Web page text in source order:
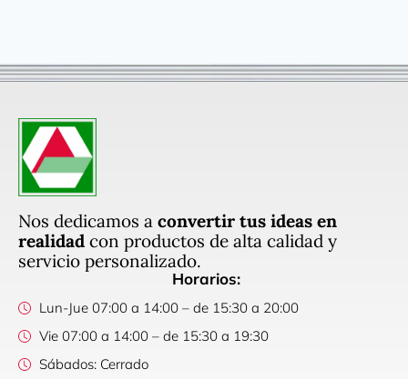
Nos dedicamos a convertir tus ideas en
realidad con productos de alta calidad y
servicio personalizado.
Horarios:
Lun-Jue 07:00 a 14:00 – de 15:30 a 20:00
Vie 07:00 a 14:00 – de 15:30 a 19:30
Sábados: Cerrado